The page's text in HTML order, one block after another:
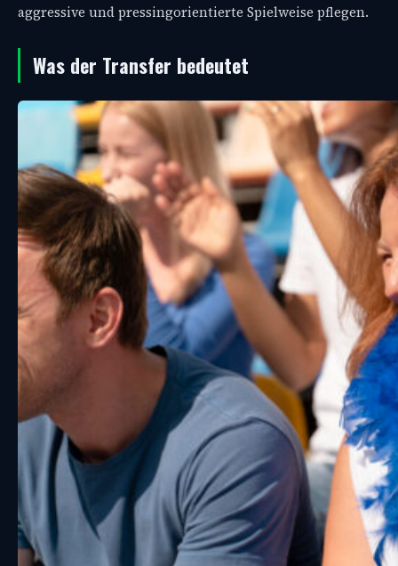
aggressive und pressingorientierte Spielweise pflegen.
Was der Transfer bedeutet